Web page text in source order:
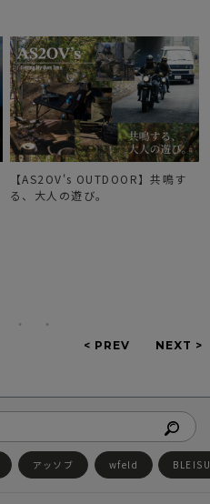
【AS2OV's OUTDOOR】共鳴す
る、大人の遊び。
アッソブ wfeld